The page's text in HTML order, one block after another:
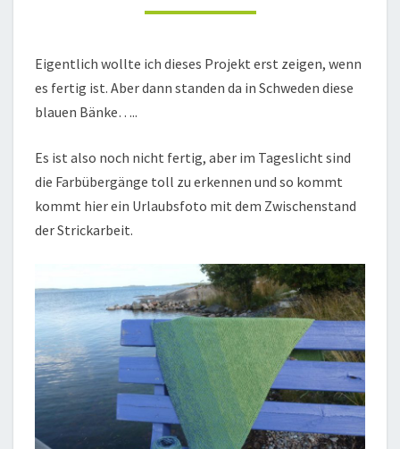
Eigentlich wollte ich dieses Projekt erst zeigen, wenn
es fertig ist. Aber dann standen da in Schweden diese
blauen Bänke…..
Es ist also noch nicht fertig, aber im Tageslicht sind
die Farbübergänge toll zu erkennen und so kommt
kommt hier ein Urlaubsfoto mit dem Zwischenstand
der Strickarbeit.